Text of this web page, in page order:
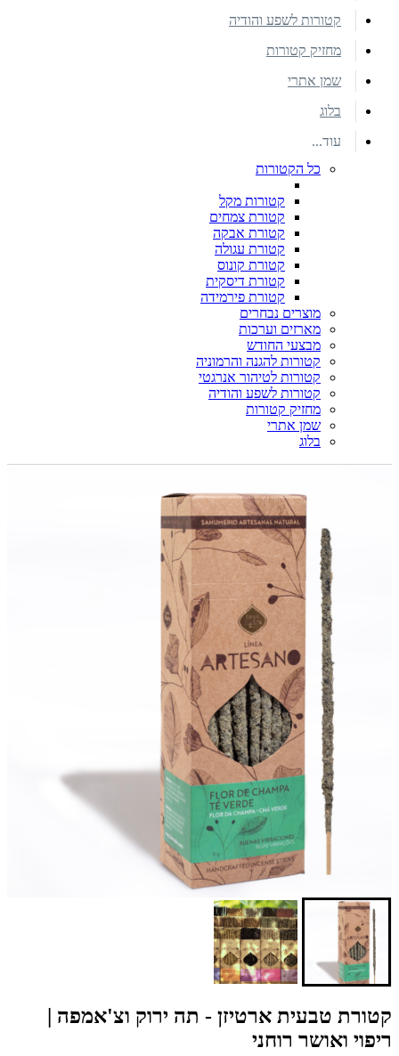
קטורות לשפע והודיה
מחזיק קטורות
שמן אתרי
בלוג
עוד...
כל הקטורות
קטורות מקל
קטורת צמחים
קטורת אבקה
קטורת עגולה
קטורת קונוס
קטורת דיסקית
קטורת פירמידה
מוצרים נבחרים
מארזים וערכות
מבצעי החודש
קטורות להגנה והרמוניה
קטורות לטיהור אנרגטי
קטורות לשפע והודיה
מחזיק קטורות
שמן אתרי
בלוג
קטורת טבעית ארטיזן - תה ירוק וצ'אמפה |
ריפוי ואושר רוחני